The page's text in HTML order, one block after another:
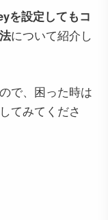
を設定してもコ
について紹介し
で、困った時は
てみてくださ